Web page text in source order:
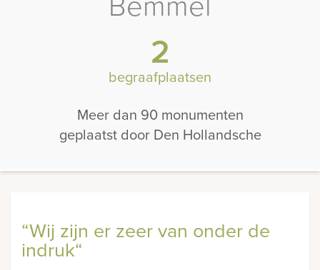
2
begraafplaatsen
Meer dan 90 monumenten
geplaatst door Den Hollandsche
“Wij zijn er zeer van onder de
indruk“